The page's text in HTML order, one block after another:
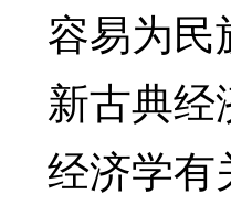
容易为
新古典
经济学有